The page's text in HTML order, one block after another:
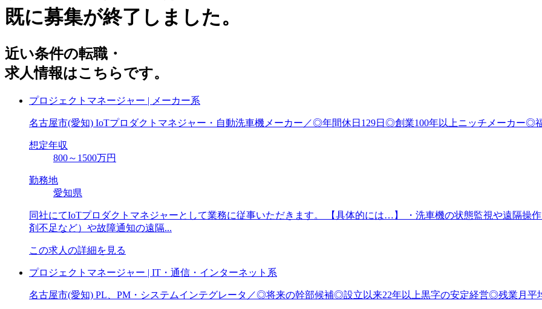
既に募集が終了しました。
近い条件の転職・
求人情報はこちらです。
プロジェクトマネージャー | メーカー系
名古屋市(愛知) IoTプロダクトマネジャー・自動洗車機メーカー／◎年間休日129日◎創業100年以上ニッチメーカー◎
想定年収
800～1500万円
勤務地
愛知県
同社にてIoTプロダクトマネジャーとして業務に従事いただきます。 【具体的には…】 ・洗車機の状態監視や遠隔操
剤不足など）や故障通知の遠隔...
この求人の詳細を見る
プロジェクトマネージャー | IT・通信・インターネット系
名古屋市(愛知) PL、PM・システムインテグレータ／◎将来の幹部候補◎設立以来22年以上黒字の安定経営◎残業月平